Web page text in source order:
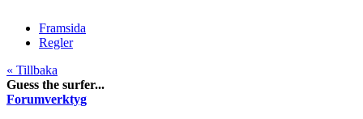
Framsida
Regler
« Tillbaka
Guess the surfer...
Forumverktyg